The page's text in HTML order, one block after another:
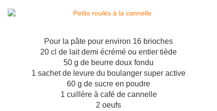
Pour la pâte pour environ 16 brioches
20 cl de lait demi écrémé ou entier tiède
50 g de beurre doux fondu
1 sachet de levure du boulanger super active
60 g de sucre en poudre
1 cuillère à café de cannelle
2 oeufs